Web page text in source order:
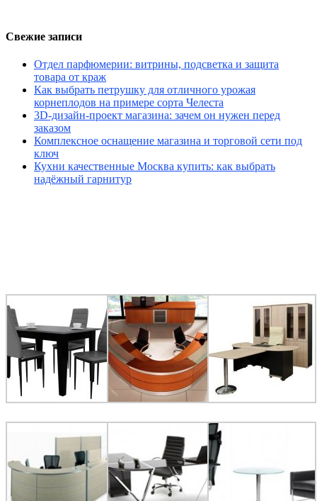
Свежие записи
Отдел парфюмерии: витрины, подсветка и защита
товара от краж
Как выбрать петрушку для отличного урожая
корнеплодов на примере сорта Челеста
3D-дизайн-проект магазина: зачем он нужен перед
заказом
Комплексное оснащение магазина и торговой сети под
ключ
Кухни качественные Москва купить: как выбрать
надёжный гарнитур